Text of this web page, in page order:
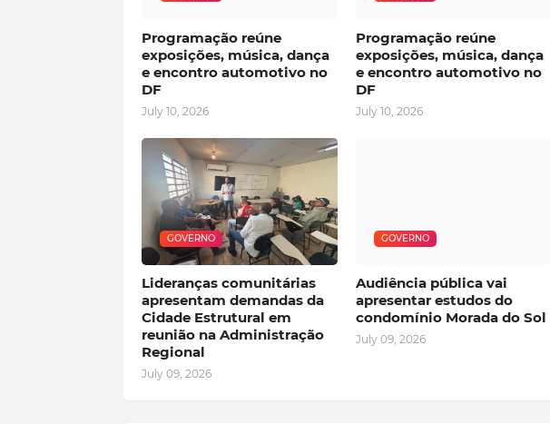
Programação reúne
exposições, música, dança
e encontro automotivo no
DF
July 10, 2026
Programação reúne
exposições, música, dança
e encontro automotivo no
DF
July 10, 2026
GOVERNO
Lideranças comunitárias
apresentam demandas da
Cidade Estrutural em
reunião na Administração
Regional
July 09, 2026
GOVERNO
Audiência pública vai
apresentar estudos do
condomínio Morada do Sol
July 09, 2026